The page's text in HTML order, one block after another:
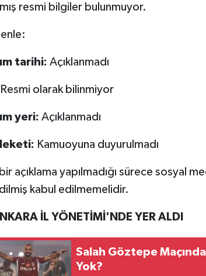
resmi bilgiler bulunmuyor.
tarihi: Açıklanmadı
Resmi olarak bilinmiyor
yeri: Açıklanmadı
Kamuoyuna duyurulmadı
açıklama yapılmadığı sürece sosyal
kabul edilmemelidir.
İL YÖNETİMİ'NDE YER ALDI
Salah Göztepe
Yok?